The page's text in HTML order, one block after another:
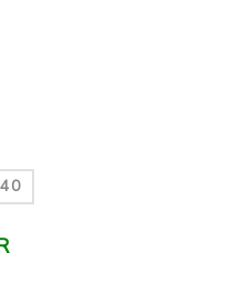
40